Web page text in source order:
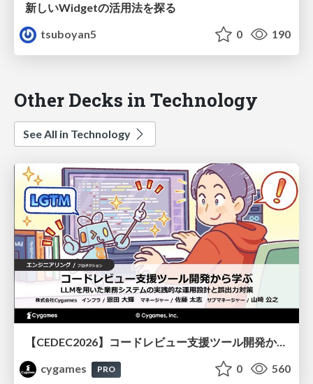
新しいWidgetの活用法を探る
tsuboyan5
0 190
Other Decks in Technology
See All in Technology
【CEDEC2026】コードレビュー支援ツール開発から学ぶ：LLMを用いた業務システムの実践的な運用設計と誤出力対策
cygames
PRO 0 560